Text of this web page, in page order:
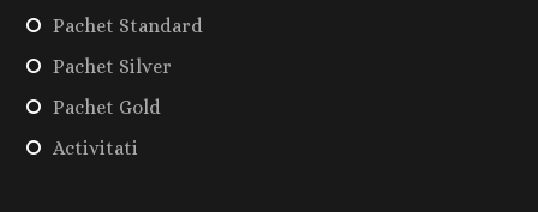
Pachet Standard
Pachet Silver
Pachet Gold
Activitati